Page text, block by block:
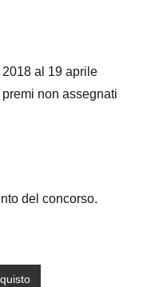
al 19 aprile
non assegnati
del concorso.